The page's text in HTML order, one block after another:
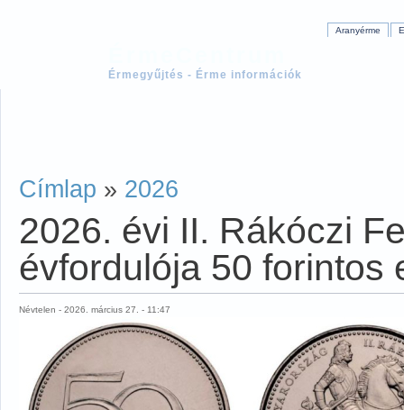
Érmegyűjtés - Érme információk
Aranyérme
Címlap » 2026
2026. évi II. Rákóczi
évfordulója 50 forintos
Névtelen - 2026. március 27. - 11:47